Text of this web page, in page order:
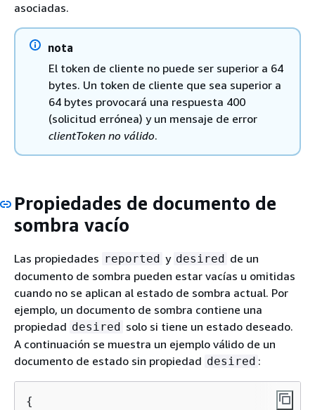
asociadas.
nota
El token de cliente no puede ser superior a 64
bytes. Un token de cliente que sea superior a
64 bytes provocará una respuesta 400
(solicitud errónea) y un mensaje de error
clientToken no válido.
Propiedades de documento de
sombra vacío
Las propiedades reported y desired de un
documento de sombra pueden estar vacías u omitidas
cuando no se aplican al estado de sombra actual. Por
ejemplo, un documento de sombra contiene una
propiedad desired solo si tiene un estado deseado.
A continuación se muestra un ejemplo válido de un
documento de estado sin propiedad desired :
{